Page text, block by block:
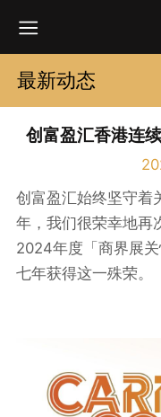
最新动态
创富盈汇香港连
创富盈汇始终坚守着
年，我们很荣幸地再
2024年度「商界展
七年获得这一殊荣。